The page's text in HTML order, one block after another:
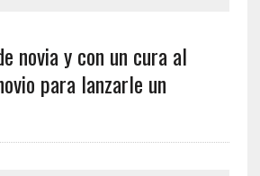
novia y con un cura al
para lanzarle un